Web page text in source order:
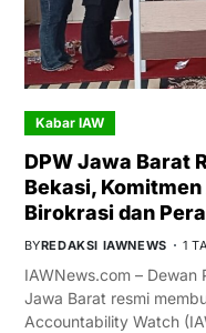
Kabar IAW
DPW Jawa Barat
Bekasi,
Birokrasi dan
BYREDAKSI IAWNEWS 1
IAWNews.com – Dewan
Jawa Barat resmi
Accountability Watch